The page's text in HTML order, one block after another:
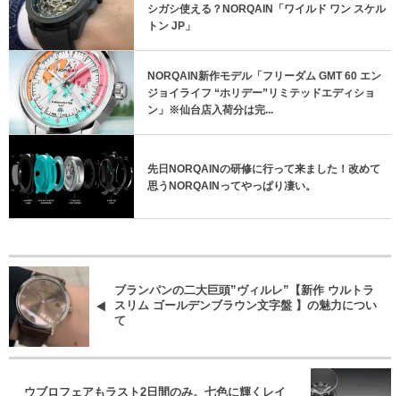
シガシ使える？NORQAIN「ワイルド ワン スケル
トン JP」
NORQAIN新作モデル「フリーダム GMT 60 エン
ジョイライフ “ホリデー”リミテッドエディショ
ン」※仙台店入荷分は完...
先日NORQAINの研修に行って来ました！改めて
思うNORQAINってやっぱり凄い。
ブランパンの二大巨頭”ヴィルレ”【新作 ウルトラ
スリム ゴールデンブラウン文字盤 】の魅力につい
て
ウブロフェアもラスト2日間のみ。七色に輝くレイ